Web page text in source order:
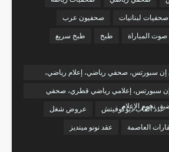
صحفيات لبنانيات صحفيون عرب
صوت المباراة طبخ طبخ سريع
إن سبورتس، صحفي رياضي، إعلام رياضي،
إن سبورتس، إعلامي رياضي قطري، صحفي
نجوم الإعلام
عدد ألقاب ديوكوفيتش عروض شغل
العاصمة عقد نونو مينديز